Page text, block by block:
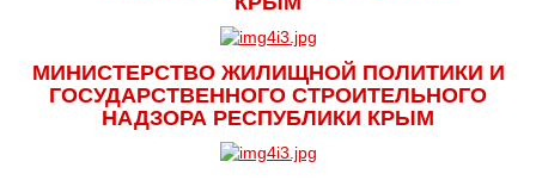
МИНИСТЕРСТВО ЖИЛИЩНОЙ ПОЛИТИКИ И
ГОСУДАРСТВЕННОГО СТРОИТЕЛЬНОГО
НАДЗОРА РЕСПУБЛИКИ КРЫМ